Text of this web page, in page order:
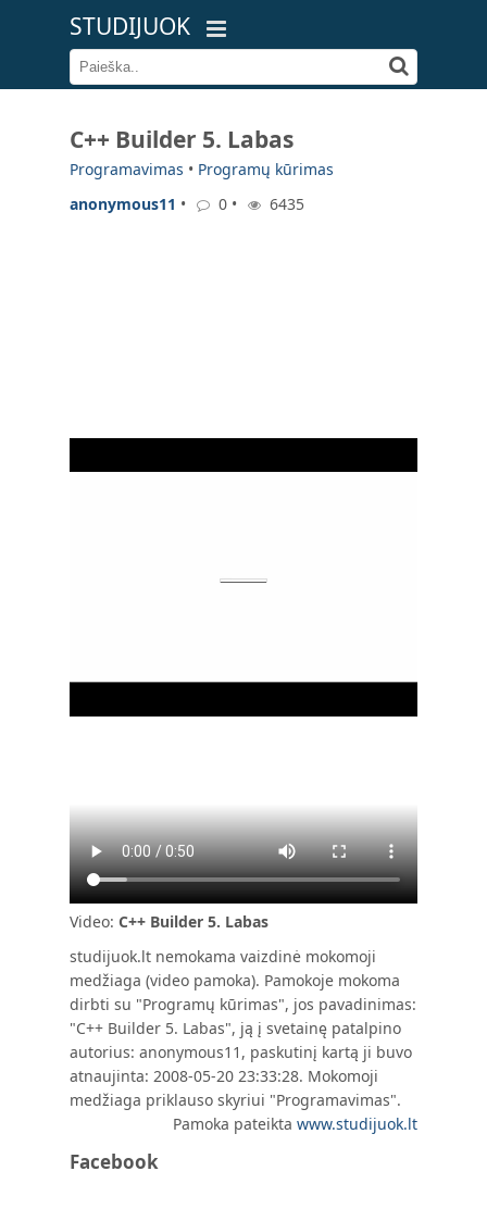
STUDIJUOK
C++ Builder 5. Labas
Programavimas • Programų kūrimas
anonymous11 • 0 • 6435
Video: C++ Builder 5. Labas
studijuok.lt nemokama vaizdinė mokomoji
medžiaga (video pamoka). Pamokoje mokoma
dirbti su "Programų kūrimas", jos pavadinimas:
"C++ Builder 5. Labas", ją į svetainę patalpino
autorius: anonymous11, paskutinį kartą ji buvo
atnaujinta: 2008-05-20 23:33:28. Mokomoji
medžiaga priklauso skyriui "Programavimas".
Pamoka pateikta www.studijuok.lt
Facebook